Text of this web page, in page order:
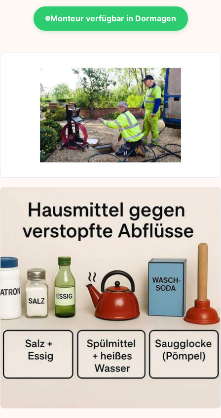
Monteur verfügbar in Dormagen